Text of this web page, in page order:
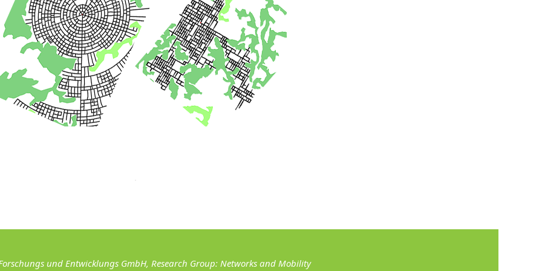
und Entwicklungs GmbH, Research Group: Networks and Mobility